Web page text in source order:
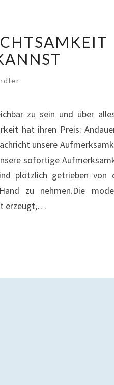
zu sein und über
hat ihren Preis:
unsere
sofortige
plötzlich getrieben von
zu nehmen.Die
erzeugt,…